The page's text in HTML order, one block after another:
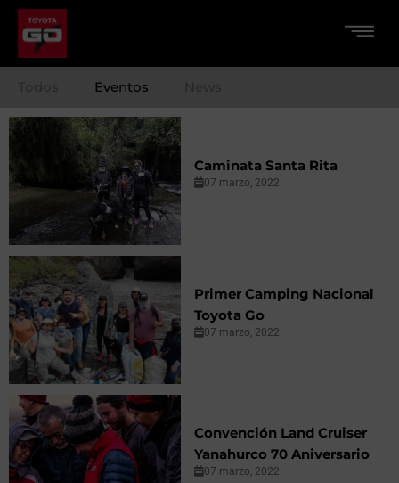
Eventos
Caminata Santa Rita
07 marzo, 2022
Primer Camping Nacional
Toyota Go
07 marzo, 2022
Convención Land Cruiser
Yanahurco 70 Aniversario
07 marzo, 2022